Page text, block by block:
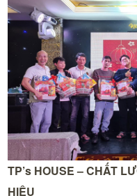
TP’s HOUSE – CHẤT
HIỆU